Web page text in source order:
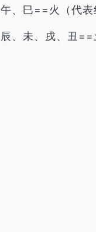
午、巳==火（代表
辰、未、戌、丑==